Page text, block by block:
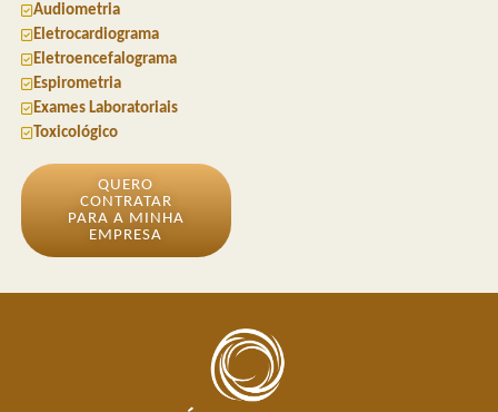
Audiometria
Eletrocardiograma
Eletroencefalograma
Espirometria
Exames Laboratoriais
Toxicológico
QUERO
CONTRATAR
PARA A MINHA
EMPRESA